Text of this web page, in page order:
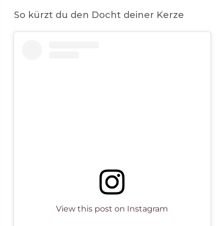
So kürzt du den Docht deiner Kerze
View this post on Instagram